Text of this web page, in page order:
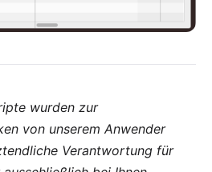
wurden zur
von unserem Anwender
Verantwortung für